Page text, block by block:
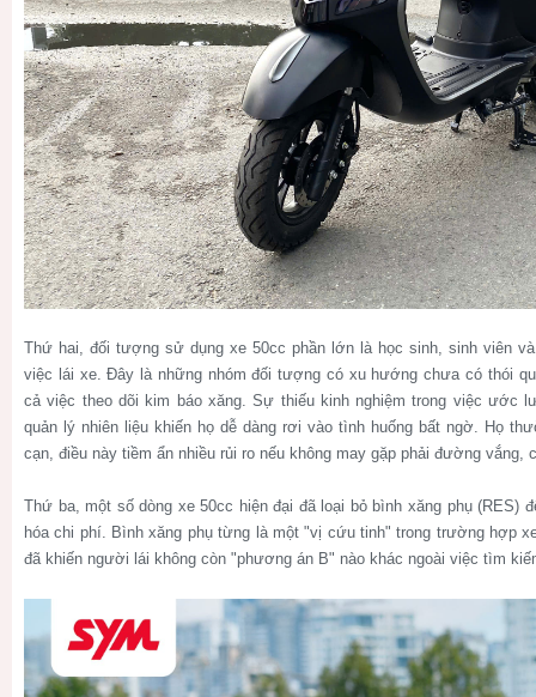
Thứ hai, đối tượng sử dụng xe 50cc phần lớn là học sinh, sinh viên
việc lái xe. Đây là những nhóm đối tượng có xu hướng chưa có thói
cả việc theo dõi kim báo xăng. Sự thiếu kinh nghiệm trong việc ước
quản lý nhiên liệu khiến họ dễ dàng rơi vào tình huống bất ngờ. Họ
cạn, điều này tiềm ẩn nhiều rủi ro nếu không may gặp phải đường vắng,
Thứ ba, một số dòng xe 50cc hiện đại đã loại bỏ bình xăng phụ (RES)
hóa chi phí. Bình xăng phụ từng là một "vị cứu tinh" trong trường hợp
đã khiến người lái không còn "phương án B" nào khác ngoài việc tìm